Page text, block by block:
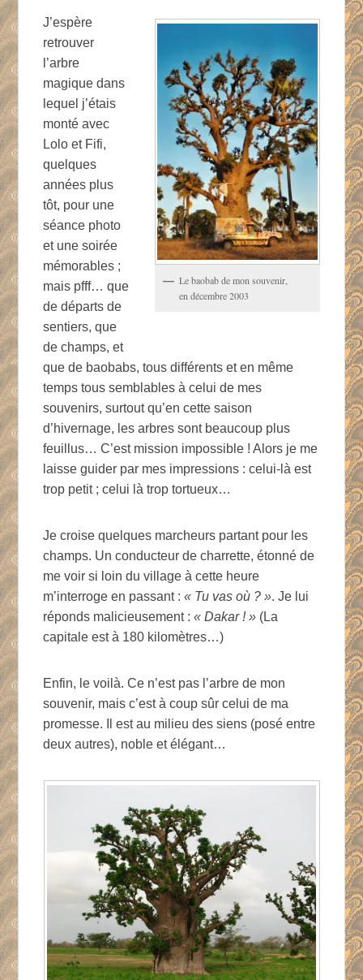
Le baobab de mon souvenir,
en décembre 2003
J’espère
retrouver
l’arbre
magique dans
lequel j’étais
monté avec
Lolo et Fifi,
quelques
années plus
tôt, pour une
séance photo
et une soirée
mémorables ;
mais pfff… que
de départs de
sentiers, que
de champs, et
que de baobabs, tous différents et en même
temps tous semblables à celui de mes
souvenirs, surtout qu’en cette saison
d’hivernage, les arbres sont beaucoup plus
feuillus… C’est mission impossible ! Alors je me
laisse guider par mes impressions : celui-là est
trop petit ; celui là trop tortueux…
Je croise quelques marcheurs partant pour les
champs. Un conducteur de charrette, étonné de
me voir si loin du village à cette heure
m’interroge en passant :« Tu vas où ? ». Je lui
réponds malicieusement :« Dakar ! » (La
capitale est à 180 kilomètres…)
Enfin, le voilà. Ce n’est pas l’arbre de mon
souvenir, mais c’est à coup sûr celui de ma
promesse. Il est au milieu des siens (posé entre
deux autres), noble et élégant…